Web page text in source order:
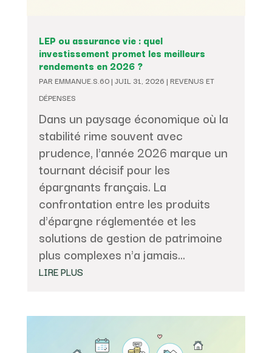
LEP ou assurance vie : quel
investissement promet les meilleurs
rendements en 2026 ?
PAR EMMANUE.S.60| JUIL 31, 2026 | REVENUS ET
DÉPENSES
Dans un paysage économique où la
stabilité rime souvent avec
prudence, l'année 2026 marque un
tournant décisif pour les
épargnants français. La
confrontation entre les produits
d'épargne réglementée et les
solutions de gestion de patrimoine
plus complexes n'a jamais...
LIRE PLUS